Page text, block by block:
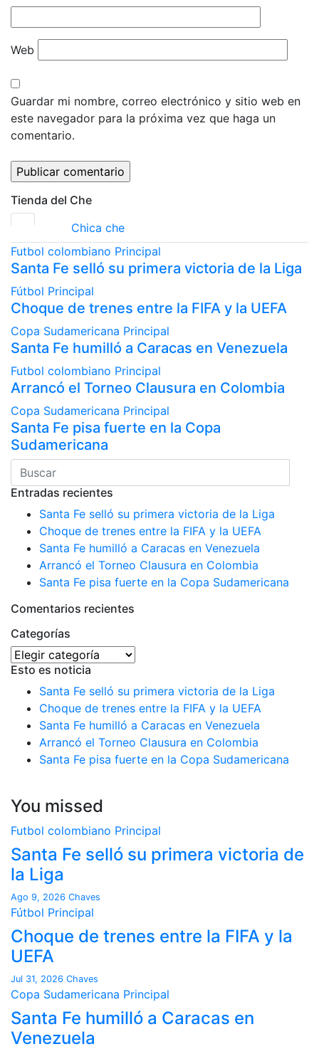
Web
Guardar mi nombre, correo electrónico y sitio web en
este navegador para la próxima vez que haga un
comentario.
Tienda del Che
Chica che
Futbol colombiano Principal
Santa Fe selló su primera victoria de la Liga
Fútbol Principal
Choque de trenes entre la FIFA y la UEFA
Copa Sudamericana Principal
Santa Fe humilló a Caracas en Venezuela
Futbol colombiano Principal
Arrancó el Torneo Clausura en Colombia
Copa Sudamericana Principal
Santa Fe pisa fuerte en la Copa
Sudamericana
Entradas recientes
Santa Fe selló su primera victoria de la Liga
Choque de trenes entre la FIFA y la UEFA
Santa Fe humilló a Caracas en Venezuela
Arrancó el Torneo Clausura en Colombia
Santa Fe pisa fuerte en la Copa Sudamericana
Comentarios recientes
Categorías
Categorías
Esto es noticia
Santa Fe selló su primera victoria de la Liga
Choque de trenes entre la FIFA y la UEFA
Santa Fe humilló a Caracas en Venezuela
Arrancó el Torneo Clausura en Colombia
Santa Fe pisa fuerte en la Copa Sudamericana
You missed
Futbol colombiano Principal
Santa Fe selló su primera victoria de
la Liga
Ago 9, 2026 Chaves
Fútbol Principal
Choque de trenes entre la FIFA y la
UEFA
Jul 31, 2026 Chaves
Copa Sudamericana Principal
Santa Fe humilló a Caracas en
Venezuela